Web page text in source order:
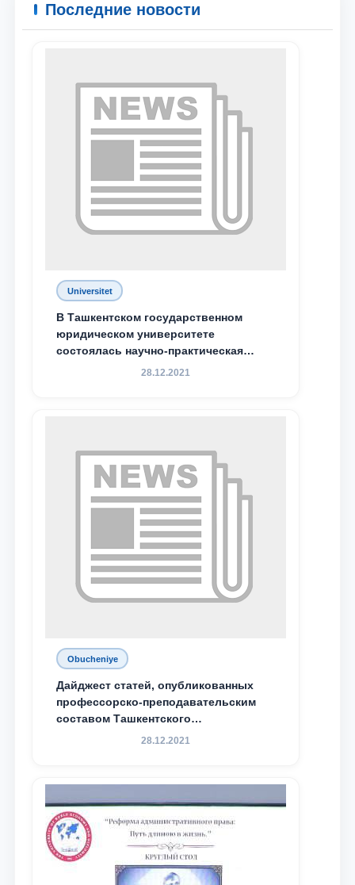
Ваш номер телефона
Последние новости
Universitet
В Ташкентском государственном
юридическом университете
состоялась научно-практическая
конференция магистрантов
28.12.2021
Obucheniye
Дайджест статей, опубликованных
профессорско-преподавательским
составом Ташкентского
государственного юридического
доведения до международного
сообщества результатов реформ и
исследований в сфере
противодействия коррупции
28.12.2021